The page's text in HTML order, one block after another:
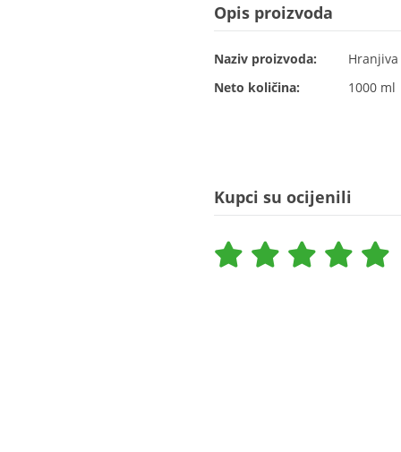
Opis proizvoda
Naziv proizvoda:
Neto količina:
1000 ml
Kupci su ocijenili